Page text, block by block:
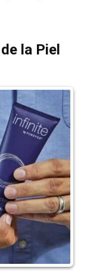
la Piel